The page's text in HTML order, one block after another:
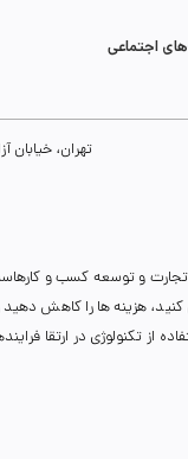
تهران، خیابان آزادی،
و توسعه کسب و
کنید، هزینه ها را کاهش
تکنولوژی در ارتقا